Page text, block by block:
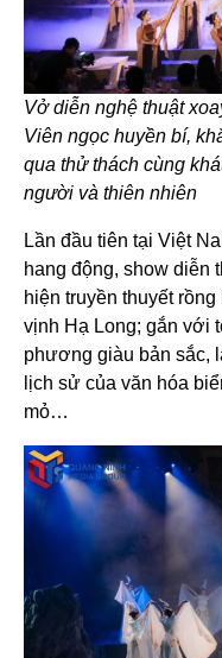
Vở diễn nghệ thuật
Viên ngọc huyền bí,
qua thử thách cùng
người và thiên nhiên
Lần đầu tiên tại Việt
hang động, show diễn
hiện truyền thuyết
vịnh Hạ Long; gắn với
phương giàu bản sắc,
lịch sử của văn hóa
mỏ…